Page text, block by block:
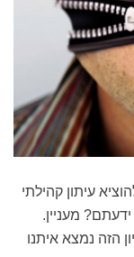
מי שרוצה להוציא עיתון קהילתי
מעניין.
הזה נמצא איתנו